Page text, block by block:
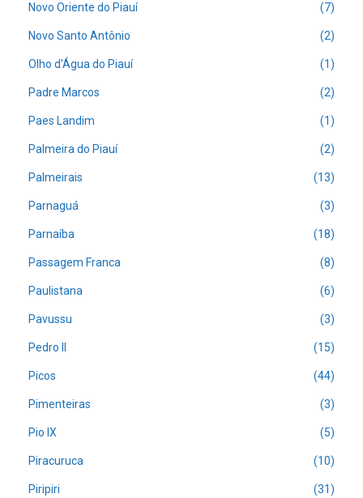
Novo Oriente do Piauí (7)
Novo Santo Antônio (2)
Olho d'Água do Piauí (1)
Padre Marcos (2)
Paes Landim (1)
Palmeira do Piauí (2)
Palmeirais (13)
Parnaguá (3)
Parnaíba (18)
Passagem Franca (8)
Paulistana (6)
Pavussu (3)
Pedro II (15)
Picos (44)
Pimenteiras (3)
Pio IX (5)
Piracuruca (10)
Piripiri (31)